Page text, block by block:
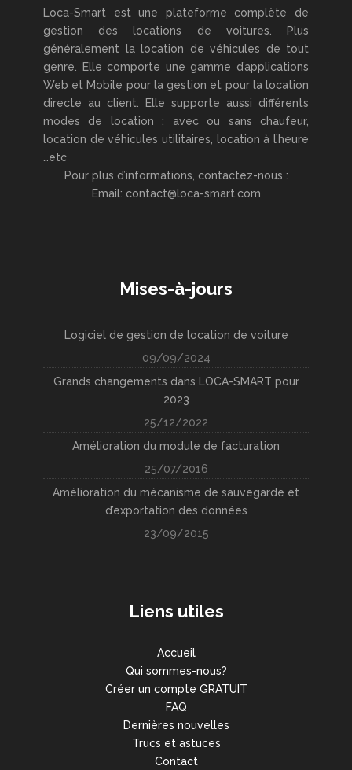
Loca-Smart est une plateforme complète de
gestion des locations de voitures. Plus
généralement la location de véhicules de tout
genre. Elle comporte une gamme d’applications
Web et Mobile pour la gestion et pour la location
directe au client. Elle supporte aussi différents
modes de location : avec ou sans chaufeur,
location de véhicules utilitaires, location à l’heure
…etc
Pour plus d’informations, contactez-nous :
Email: contact@loca-smart.com
Mises-à-jours
Logiciel de gestion de location de voiture
09/09/2024
Grands changements dans LOCA-SMART pour
2023
25/12/2022
Amélioration du module de facturation
25/07/2016
Amélioration du mécanisme de sauvegarde et
d’exportation des données
23/09/2015
Liens utiles
Accueil
Qui sommes-nous?
Créer un compte GRATUIT
FAQ
Dernières nouvelles
Trucs et astuces
Contact